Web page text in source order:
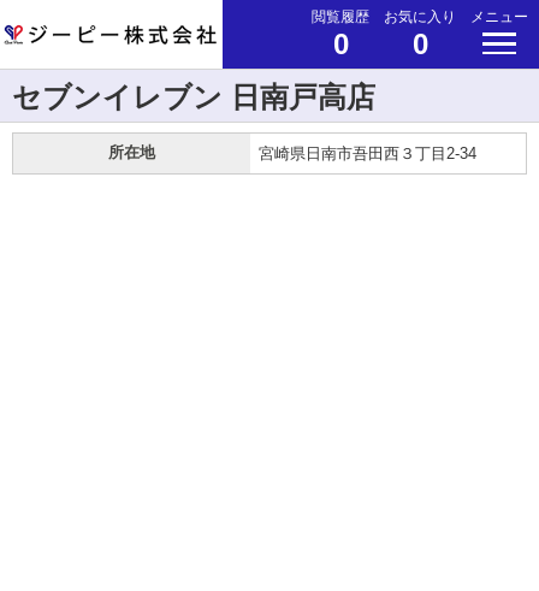
閲覧履歴
0
お気に入り
0
メニュー
セブンイレブン 日南戸高店
所在地 宮崎県日南市吾田西３丁目2-34